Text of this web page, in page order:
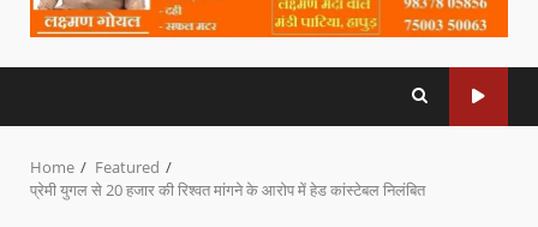
Home
Featured
प्रेमी युगल से 20 हजार की रिश्वत मांगने के आरोप में हेड कांस्टेबल निलंबित